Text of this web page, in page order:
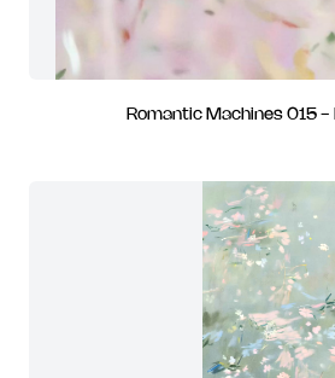
Romantic Machines 015 -